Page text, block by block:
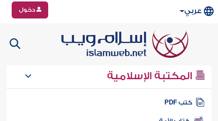
عربي دخول
المكتبة الإسلامية
كتب PDF